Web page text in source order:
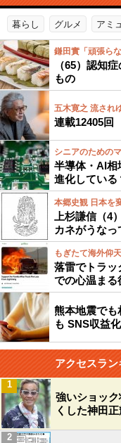
暮らし グルメ アミ
鎌田實「頑張ら
（65）認知
もの
五木寛之 流され
連載12405
シニアのための
半導体・AI相
進化している
本郷史観 日本を
上杉謙信（4
カネがうなっ
もぎたて海外仰
落雷でトラ
での心温まる
熊本地震でも
も SNS収益
アクセスラン
強いショッ
くした神田
1
2